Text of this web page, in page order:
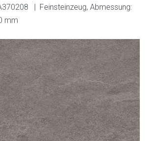
| Feinsteinzeug, Abmessung:
mm